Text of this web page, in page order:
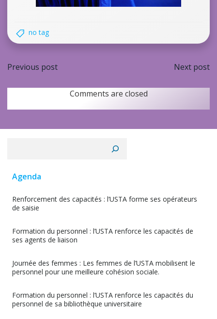
no tag
Navigation
de
l’article
Previous post
de
Next post
Comments are closed
Agenda
Renforcement des capacités : l’USTA forme ses opérateurs
de saisie
Formation du personnel : l’USTA renforce les capacités de
ses agents de liaison
Journée des femmes : Les femmes de l’USTA mobilisent le
personnel pour une meilleure cohésion sociale.
Formation du personnel : l’USTA renforce les capacités du
personnel de sa bibliothèque universitaire